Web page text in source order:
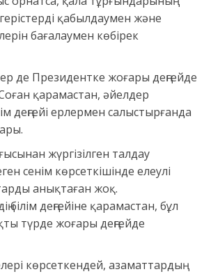
қабылдаумен және
бағалаумен көбірек
де Президентке жоғары деңгейде
Соған қарамастан, әйелдер
деңгейі ерлермен салыстырғанда
жүргізілген талдау
сенім көрсеткішінде елеулі
анықтаған жоқ.
білім деңгейіне қарамастан, бұл
түрде жоғары деңгейде
көрсеткендей, азаматтардың